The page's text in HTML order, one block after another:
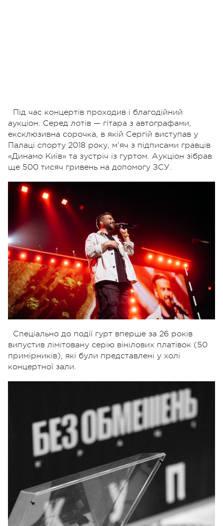
Під час концертів проходив і благодійний
аукціон. Серед лотів — гітара з автографами,
ексклюзивна сорочка, в якій Сергій виступав у
Палаці спорту 2018 року, м’яч з підписами гравців
«Динамо Київ» та зустріч із гуртом. Аукціон зібрав
ще 500 тисяч гривень на допомогу ЗСУ.
Спеціально до події гурт вперше за 26 років
випустив лімітовану серію вінілових платівок (50
примірників), які були представлені у холі
концертної зали.